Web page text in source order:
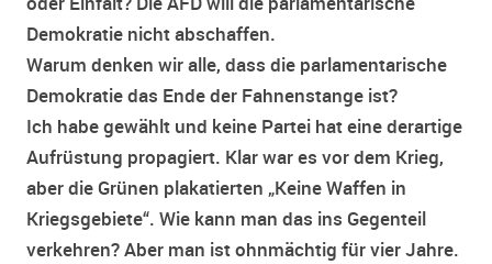
Demokratie nicht abschaffen.
Warum denken wir alle, dass die parlamentarische
Demokratie das Ende der Fahnenstange ist?
Ich habe gewählt und keine Partei hat eine derartige
Aufrüstung propagiert. Klar war es vor dem Krieg,
aber die Grünen plakatierten „Keine Waffen in
Kriegsgebiete“. Wie kann man das ins Gegenteil
verkehren? Aber man ist ohnmächtig für vier Jahre.